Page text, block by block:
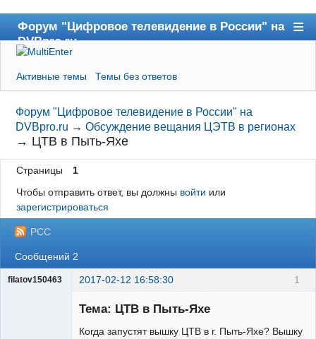
Форум "Цифровое телевидение в России" на
DVBpro.ru
Форум
Сайт DVBpro.ru
Поиск
Регистрация
Вход
Активные темы Темы без ответов
Форум "Цифровое телевидение в России" на
DVBpro.ru →Обсуждение вещания ЦЭТВ в регионах
→ ЦТВ в Пыть-Яхе
Страницы
1
Чтобы отправить ответ, вы должны войти или
зарегистрироваться
РСС
Сообщений 2
1
filatov150463 2017-02-12 16:58:30
Тема: ЦТВ в Пыть-Яхе
Когда запустят вышку ЦТВ в г. Пыть-Яхе? Вышку